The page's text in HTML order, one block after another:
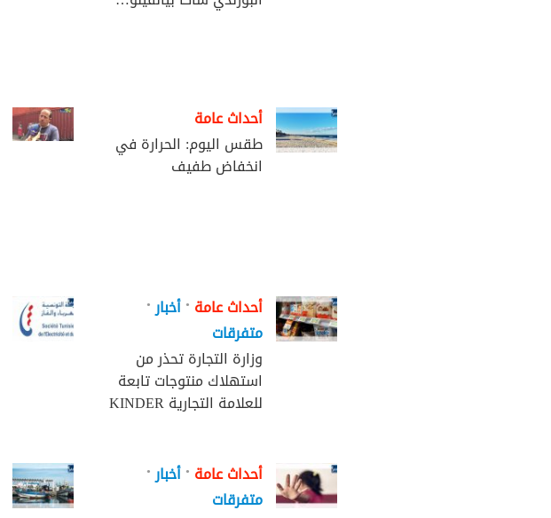
أحداث عامة
طقس اليوم: الحرارة في
انخفاض طفيف
أحداث عامة • أخبار •
متفرقات
وزارة التجارة تحذر من
استهلاك منتوجات تابعة
للعلامة التجارية KINDER
أحداث عامة • أخبار •
متفرقات